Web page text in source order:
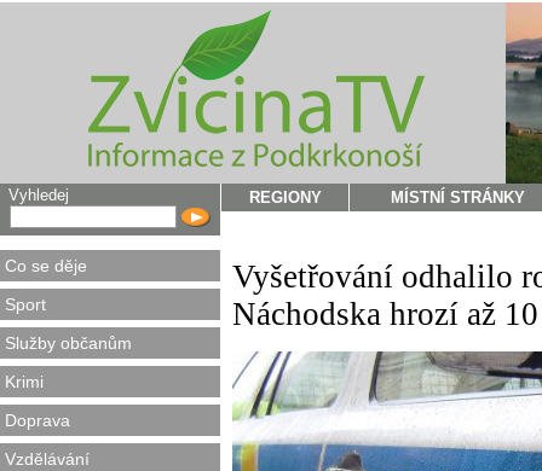
Vyhledej
Co se děje
Sport
Služby občanům
Krimi
Doprava
Vzdělávání
REGIONY MÍSTNÍ STRÁNKY
Vyšetřování odhalilo
Náchodska hrozí až